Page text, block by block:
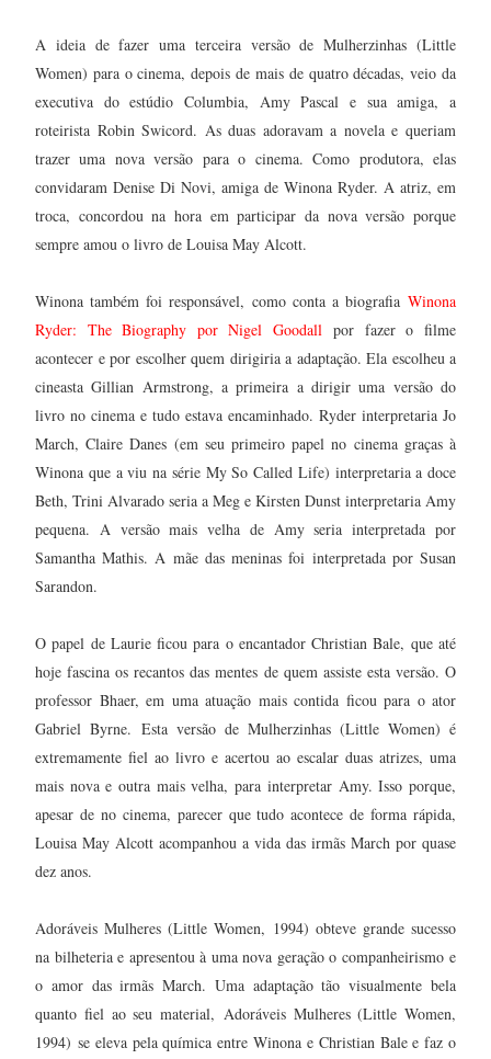
A ideia de fazer uma terceira versão de Mulherzinhas (Little
Women) para o cinema, depois de mais de quatro décadas, veio da
executiva do estúdio Columbia, Amy Pascal e sua amiga, a
roteirista Robin Swicord. As duas adoravam a novela e queriam
trazer uma nova versão para o cinema. Como produtora, elas
convidaram Denise Di Novi, amiga de Winona Ryder. A atriz, em
troca, concordou na hora em participar da nova versão porque
sempre amou o livro de Louisa May Alcott.
Winona também foi responsável, como conta a biografia Winona
Ryder: The Biography por Nigel Goodallpor fazer o filme
acontecer e por escolher quem dirigiria a adaptação. Ela escolheu a
cineasta Gillian Armstrong, a primeira a dirigir uma versão do
livro no cinema e tudo estava encaminhado. Ryder interpretaria Jo
March, Claire Danes (em seu primeiro papel no cinema graças à
Winona que a viu na série My So Called Life) interpretaria a doce
Beth, Trini Alvarado seria a Meg e Kirsten Dunst interpretaria Amy
pequena. A versão mais velha de Amy seria interpretada por
Samantha Mathis. A mãe das meninas foi interpretada por Susan
Sarandon.
O papel de Laurie ficou para o encantador Christian Bale, que até
hoje fascina os recantos das mentes de quem assiste esta versão. O
professor Bhaer, em uma atuação mais contida ficou para o ator
Gabriel Byrne. Esta versão de Mulherzinhas (Little Women) é
extremamente fiel ao livro e acertou ao escalar duas atrizes, uma
mais nova e outra mais velha, para interpretar Amy. Isso porque,
apesar de no cinema, parecer que tudo acontece de forma rápida,
Louisa May Alcott acompanhou a vida das irmãs March por quase
dez anos.
Adoráveis Mulheres (Little Women, 1994) obteve grande sucesso
na bilheteria e apresentou à uma nova geração o companheirismo e
o amor das irmãs March. Uma adaptação tão visualmente bela
quanto fiel ao seu material, Adoráveis Mulheres (Little Women,
1994) se eleva pela química entre Winona e Christian Bale e faz o